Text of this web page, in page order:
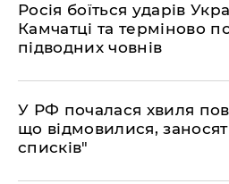
​Росія боїться ударів
Камчатці та терміново
підводних човнів
​У РФ почалася хвиля
що відмовилися,
списків"